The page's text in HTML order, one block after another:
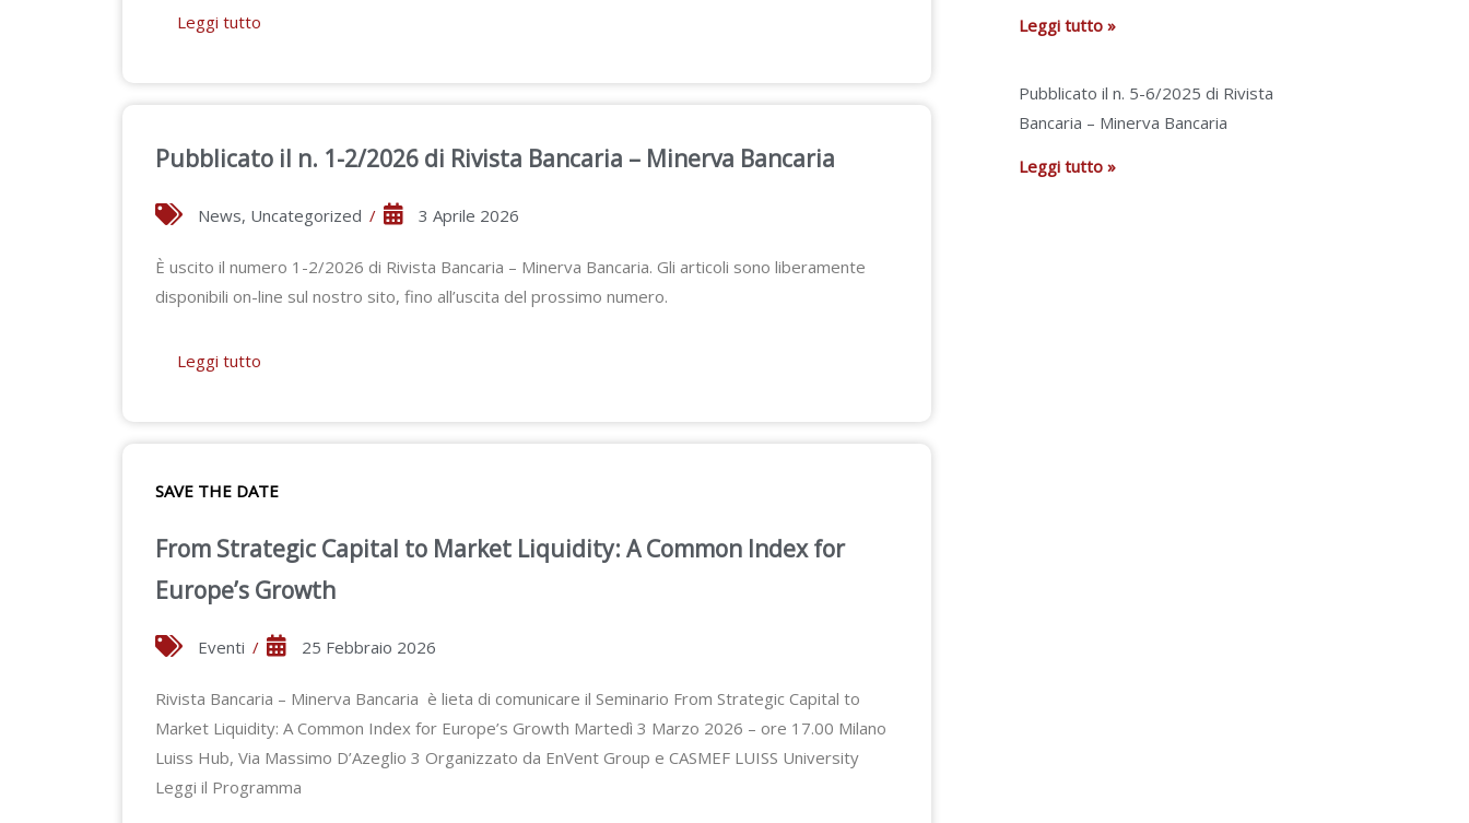
Leggi tutto
Pubblicato il n. 1-2/2026 di Rivista Bancaria – Minerva Bancaria
News, Uncategorized / 3 Aprile 2026
È uscito il numero 1-2/2026 di Rivista Bancaria – Minerva Bancaria. Gli articoli sono liberamente
disponibili on-line sul nostro sito, fino all’uscita del prossimo numero.
Leggi tutto
SAVE THE DATE
From Strategic Capital to Market Liquidity: A Common Index for
Europe’s Growth
Eventi / 25 Febbraio 2026
Rivista Bancaria – Minerva Bancaria è lieta di comunicare il Seminario From Strategic Capital to
Market Liquidity: A Common Index for Europe’s Growth Martedì 3 Marzo 2026 – ore 17.00 Milano
Luiss Hub, Via Massimo D’Azeglio 3 Organizzato da EnVent Group e CASMEF LUISS University
Leggi il Programma
Leggi tutto »
Pubblicato il n. 5-6/2025 di Rivista
Bancaria – Minerva Bancaria
Leggi tutto »